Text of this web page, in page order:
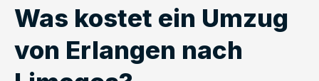
Was kostet ein Umzug
von Erlangen nach